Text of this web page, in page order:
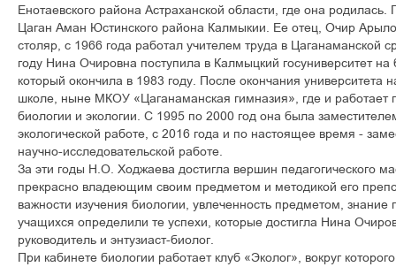
Енотаевского района Астраханской области, где она
Цаган Аман Юстинского района Калмыкии. Ее отец, Очир
столяр, с 1966 года работал учителем труда в
году Нина Очировна поступила в Калмыцкий госуниверситет на
который окончила в 1983 году. После окончания университета
школе, ныне МКОУ «Цаганаманская гимназия», где и работает
биологии и экологии. С 1995 по 2000 год она была
экологической работе, с 2016 года и по настоящее время -
научно-исследовательской работе.
За эти годы Н.О. Ходжаева достигла вершин педагогического
прекрасно владеющим своим предметом и методикой его
важности изучения биологии, увлеченность предметом, знание
учащихся определили те успехи, которые достигла Нина
руководитель и энтузиаст-биолог.
При кабинете биологии работает клуб «Эколог», вокруг